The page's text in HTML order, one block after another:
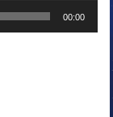
00:00